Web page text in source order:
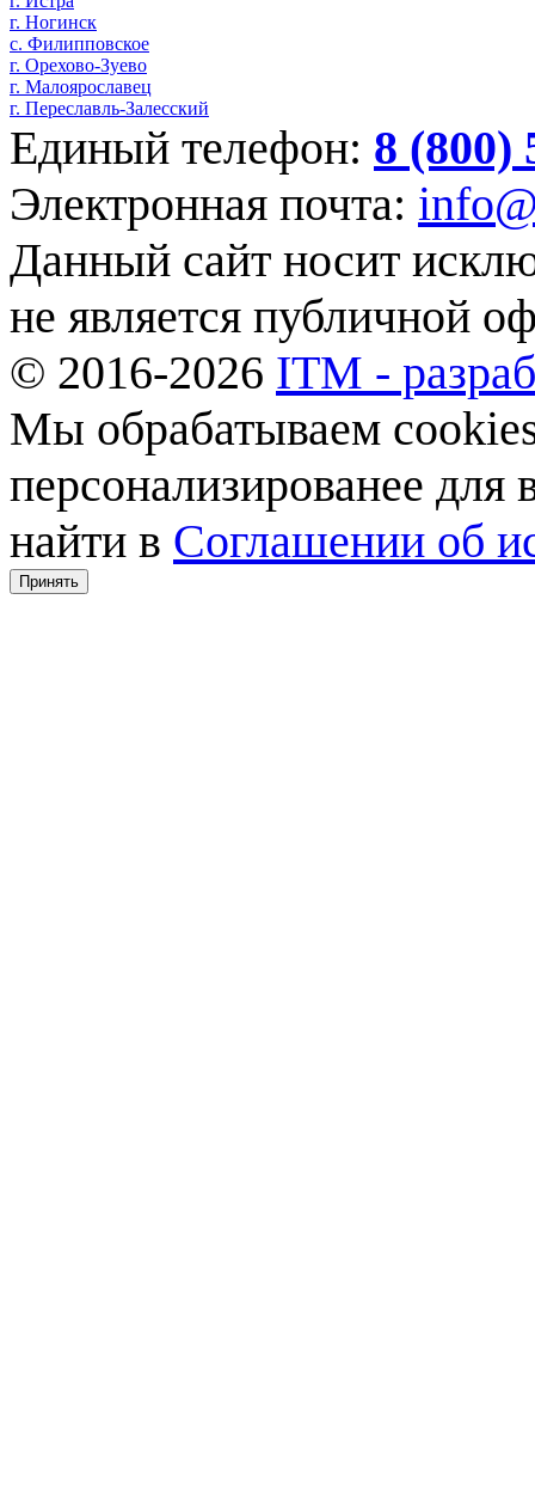
г. Ногинск
с. Филипповское
г. Орехово-Зуево
г. Малоярославец
г. Переславль-Залесский
Единый телефон: 8 (800)
Электронная почта:
Данный сайт носит
не является публичной
© 2016-2026 ITM -
Мы обрабатываем
персонализированее
найти в Соглашении об
Принять